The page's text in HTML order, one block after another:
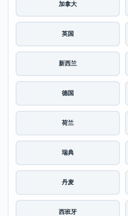
加拿大
英国
新西兰
德国
荷兰
瑞典
丹麦
西班牙